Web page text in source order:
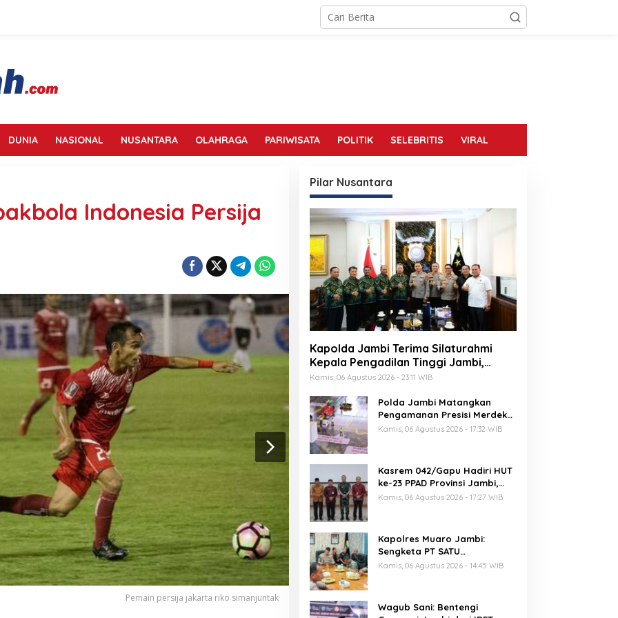
DUNIA NASIONAL NUSANTARA OLAHRAGA PARIWISATA POLITIK SELEBRITIS VIRAL
Indonesia Persija
Pemain persija jakarta riko simanjuntak
Pilar Nusantara
Kapolda Jambi Terima Silaturahmi
Kepala Pengadilan Tinggi Jambi,
Perkuat Sinergi Antar Lembaga
Kamis, 06 Agustus 2026 - 23:11 WIB
Polda Jambi Matangkan
Pengamanan Presisi Merdeka
Run 2026 Melalui Tactical
Kamis, 06 Agustus 2026 - 17:32 WIB
Kasrem 042/Gapu Hadiri HUT
ke-23 PPAD Provinsi Jambi,
Perkuat Sinergi Dukung
Kamis, 06 Agustus 2026 - 17:27 WIB
Kapolres Muaro Jambi:
Sengketa PT SATU
Diselesaikan Lewat Dialog,
Kamis, 06 Agustus 2026 - 14:45 WIB
Wagub Sani: Bentengi